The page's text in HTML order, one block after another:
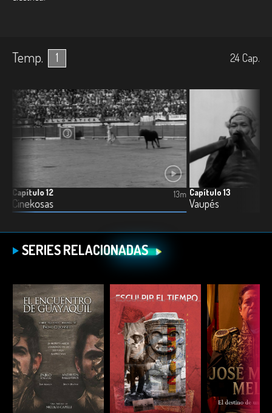
Temp. 1 24Cap.
Capítulo 12
Cinekosas
13m Capítulo 13
Vaupés
SERIES RELACIONADAS
ESCUCHAR ESCUCHAR